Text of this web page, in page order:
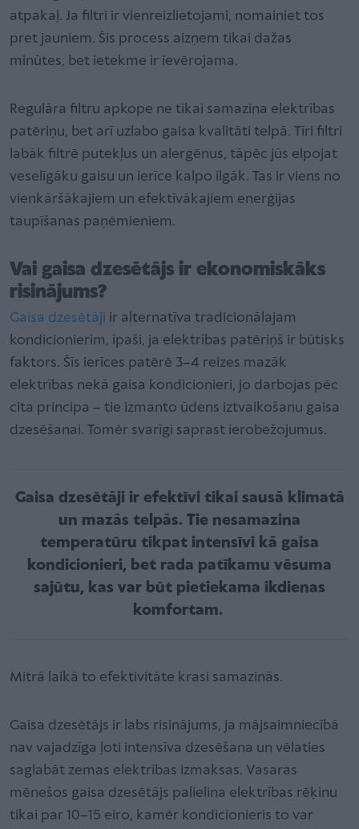
atpakaļ. Ja filtri ir vienreizlietojami, nomainiet tos
pret jauniem. Šis process aizņem tikai dažas
minūtes, bet ietekme ir ievērojama.
Regulāra filtru apkope ne tikai samazina elektrības
patēriņu, bet arī uzlabo gaisa kvalitāti telpā. Tīri filtri
labāk filtrē putekļus un alergēnus, tāpēc jūs elpojat
veselīgāku gaisu un ierīce kalpo ilgāk. Tas ir viens no
vienkāršākajiem un efektīvākajiem enerģijas
taupīšanas paņēmieniem.
Vai gaisa dzesētājs ir ekonomiskāks
risinājums?
Gaisa dzesētāji ir alternatīva tradicionālajam
kondicionierim, īpaši, ja elektrības patēriņš ir būtisks
faktors. Šīs ierīces patērē 3–4 reizes mazāk
elektrības nekā gaisa kondicionieri, jo darbojas pēc
cita principa – tie izmanto ūdens iztvaikošanu gaisa
dzesēšanai. Tomēr svarīgi saprast ierobežojumus.
Gaisa dzesētāji ir efektīvi tikai sausā klimatā
un mazās telpās. Tie nesamazina
temperatūru tikpat intensīvi kā gaisa
kondicionieri, bet rada patīkamu vēsuma
sajūtu, kas var būt pietiekama ikdienas
komfortam.
Mitrā laikā to efektivitāte krasi samazinās.
Gaisa dzesētājs ir labs risinājums, ja mājsaimniecībā
nav vajadzīga ļoti intensīva dzesēšana un vēlaties
saglabāt zemas elektrības izmaksas. Vasaras
mēnešos gaisa dzesētājs palielina elektrības rēķinu
tikai par 10–15 eiro, kamēr kondicionieris to var